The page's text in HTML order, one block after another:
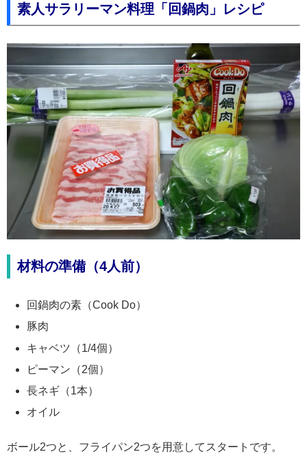
素人サラリーマン料理「回鍋肉」レシピ
材料の準備（4人前）
回鍋肉の素（Cook Do）
豚肉
キャベツ（1/4個）
ピーマン（2個）
長ネギ（1本）
オイル
ボール2つと、フライパン2つを用意してスタートです。